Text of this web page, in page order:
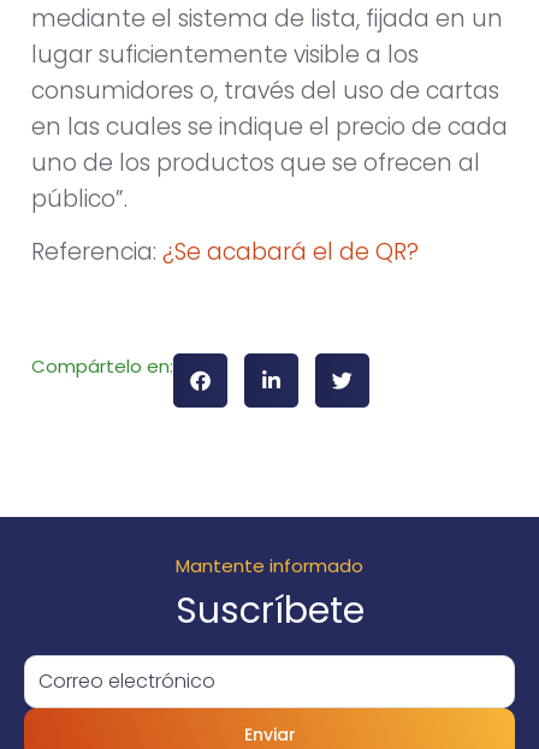
mediante el sistema de lista, fijada en un
lugar suficientemente visible a los
consumidores o, través del uso de cartas
en las cuales se indique el precio de cada
uno de los productos que se ofrecen al
público”.
Referencia: ¿Se acabará el de QR?
Compártelo en:
Mantente informado
Suscríbete
Enviar